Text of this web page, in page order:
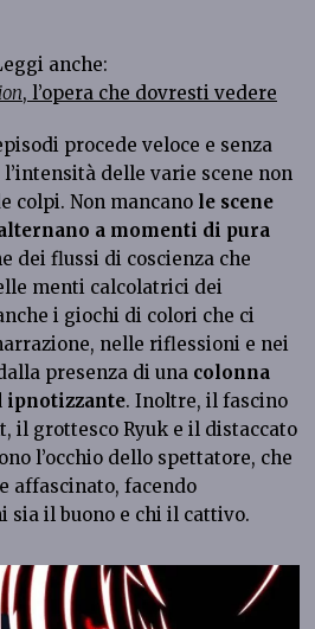
anche:
, l’opera che dovresti vedere
procede veloce e senza
delle varie scene non
colpi. Non mancano le scene
a momenti di pura
dei flussi di coscienza che
menti calcolatrici dei
i giochi di colori che ci
nelle riflessioni e nei
presenza di una colonna
ipnotizzante. Inoltre, il fascino
il grottesco Ryuk e il distaccato
l’occhio dello spettatore, che
affascinato, facendo
sia il buono e chi il cattivo.